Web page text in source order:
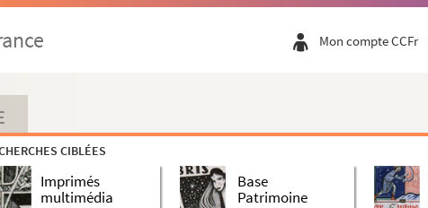
Mon compte CCFr
CIBLÉES
Imprimés
multimédia
Base
Patrimoine
sous-sol